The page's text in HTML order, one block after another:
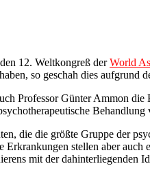
12. Weltkongreß derWorld
so geschah dies aufgrund
Professor Günter Ammon die
die die größte Gruppe der
Erkrankungen stellen aber
mit der dahinterliegenden